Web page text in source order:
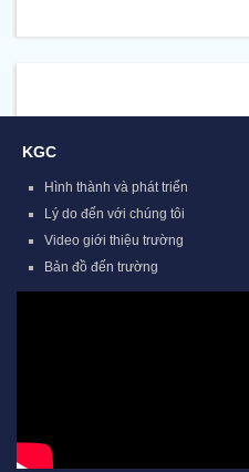
KGC
Hình thành và phát triển
Lý do đến với chúng tôi
Video giới thiệu trường
Bản đồ đến trường